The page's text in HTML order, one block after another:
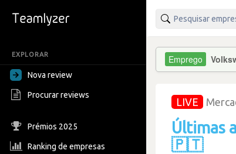
EXPLORAR
Nova review
Procurar reviews
Prémios 2025
Ranking de empresas
LIVE
Últimas
🇵🇹